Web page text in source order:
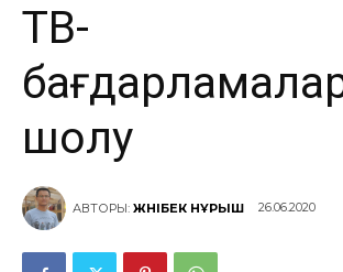
ТВ-
шолу
АВТОРЫ: ЖӘНІБЕК НҰРЫШ 26.06.2020